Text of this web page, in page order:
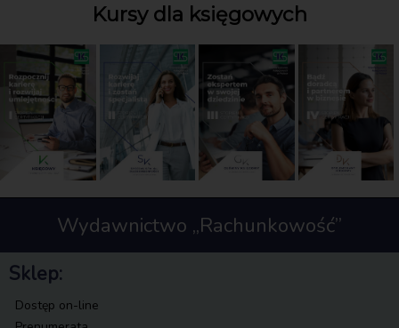
Kursy dla księgowych
Wydawnictwo „Rachunkowość”
Sklep:
Dostęp on-line